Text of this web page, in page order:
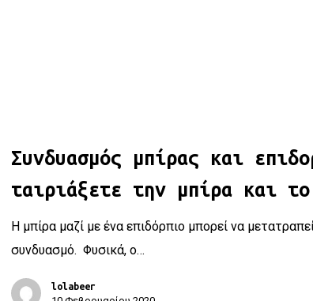
Συνδυασμός μπίρας και
ταιριάξετε την μπίρα και
H μπίρα μαζί με ένα επιδόρπιο μπορεί να
συνδυασμό. Φυσικά, ο…
lolabeer